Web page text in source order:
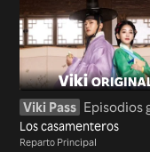
Viki Pass Episodios
Los casamenteros
Reparto Principal